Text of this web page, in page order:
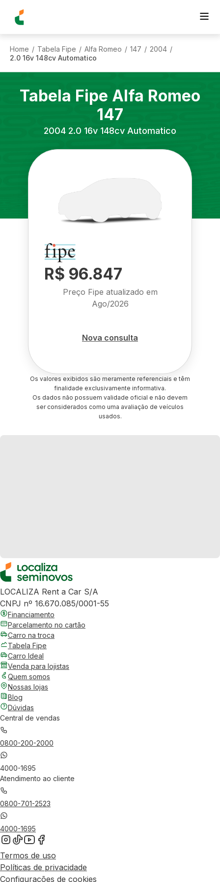
Home / Tabela Fipe / Alfa Romeo / 147 / 2004 /
2.0 16v 148cv Automatico
Tabela Fipe Alfa Romeo
147
2004 2.0 16v 148cv Automatico
R$ 96.847
Preço Fipe atualizado em
Ago/2026
Nova consulta
Os valores exibidos são meramente referenciais e têm
finalidade exclusivamente informativa.
Os dados não possuem validade oficial e não devem
ser considerados como uma avaliação de veículos
usados.
LOCALIZA Rent a Car S/A
CNPJ nº 16.670.085/0001-55
Financiamento
Parcelamento no cartão
Carro na troca
Tabela Fipe
Carro Ideal
Venda para lojistas
Quem somos
Nossas lojas
Blog
Dúvidas
Central de vendas
0800-200-2000
4000-1695
Atendimento ao cliente
0800-701-2523
4000-1695
Termos de uso
Políticas de privacidade
Configurações de cookies